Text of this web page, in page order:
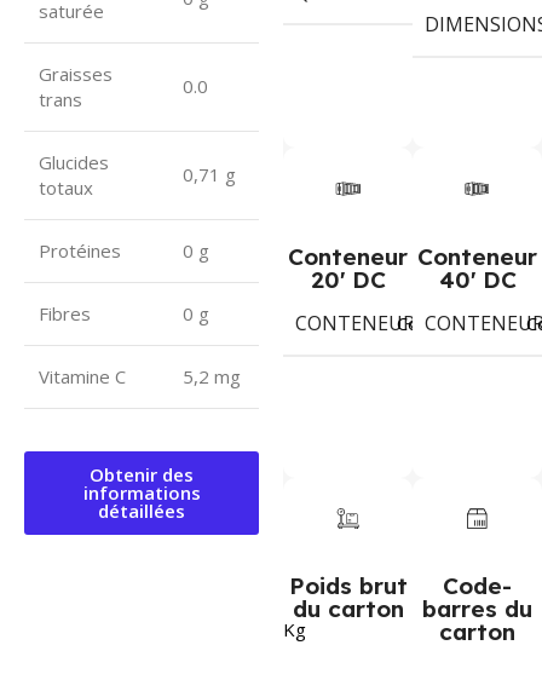
saturée
Graisses
trans
0.0
Glucides
totaux
0,71 g
Protéines 0 g
Fibres 0 g
Vitamine C 5,2 mg
Obtenir des
informations
détaillées
Conteneur
20' DC
CONTENEUR 20' DC
Colis
Conteneur
40' DC
Poids brut
du carton
Kg
Code-
barres du
carton